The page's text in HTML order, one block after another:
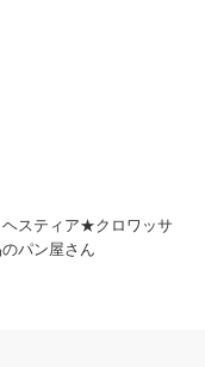
スティア★クロワッサ
パン屋さん